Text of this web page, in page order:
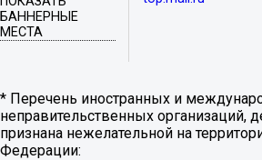
БАННЕРНЫЕ
МЕСТА
* Перечень иностранных и
неправительственных организаций,
признана нежелательной на
Федерации: